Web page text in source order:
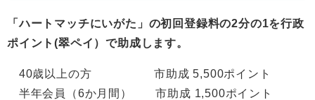
「ハートマッチにいがた」の初回登録料の2分の1を行政
ポイント(翠ペイ）で助成します。
​40歳以上の方 市助成 5,500ポイント
半年会員（6か月間） 市助成 1,500ポイント